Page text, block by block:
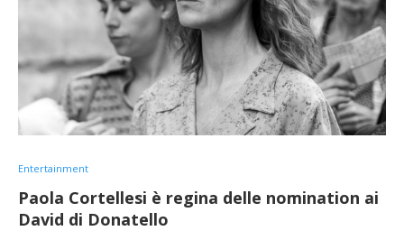
Entertainment
Paola Cortellesi è regina delle nomination ai
David di Donatello